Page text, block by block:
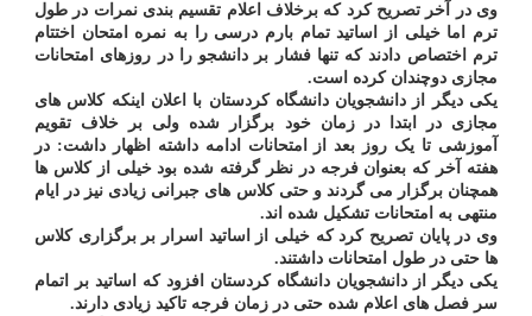
وی در آخر تصریح کرد که برخلاف اعلام تقسیم بندی نمرات در طول
ترم اما خیلی از اساتید تمام بارم درسی را به نمره امتحان اختتام
ترم اختصاص دادند که تنها فشار بر دانشجو را در روزهای امتحانات
مجازی دوچندان کرده است.
یکی دیگر از دانشجویان دانشگاه کردستان با اعلان اینکه کلاس های
مجازی در ابتدا در زمان خود برگزار شده ولی بر خلاف تقویم
آموزشی تا یک روز بعد از امتحانات ادامه داشته اظهار داشت: در
هفته آخر که بعنوان فرجه در نظر گرفته شده بود خیلی از کلاس ها
همچنان برگزار می گردند و حتی کلاس های جبرانی زیادی نیز در ایام
منتهی به امتحانات تشکیل شده اند.
وی در پایان تصریح کرد که خیلی از اساتید اسرار بر برگزاری کلاس
ها حتی در طول امتحانات داشتند.
یکی دیگر از دانشجویان دانشگاه کردستان افزود که اساتید بر اتمام
سر فصل های اعلام شده حتی در زمان فرجه تاکید زیادی دارند.